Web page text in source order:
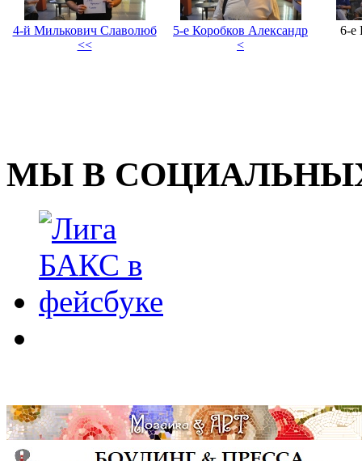
4-й Милькович Славолюб 5-е Коробков Александр
6-е
<<
<
МЫ В